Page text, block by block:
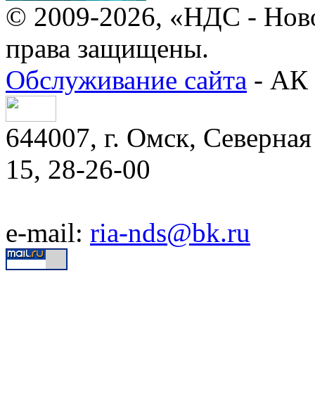
© 2009-2026, «НДС -
права защищены.
Обслуживание сайта - АК
644007, г. Омск,
15, 28-26-00
e-mail: ria-nds@bk.ru